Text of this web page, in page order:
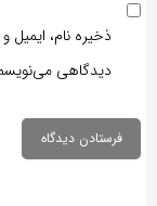
ذخیره نام، ایمیل
دیدگاهی